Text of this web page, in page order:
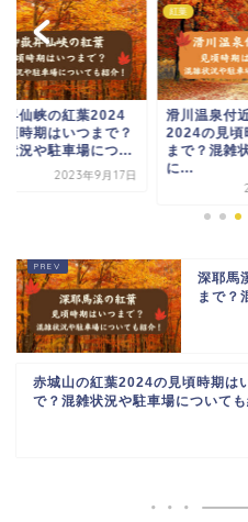
昇仙峡の紅葉2024
頃時期はいつまで？
状況や駐車場につ...
2023年9月17日
紅葉
滑川温泉付
2024の見頃
まで？混雑
に...
深耶馬
まで？
赤城山の紅葉2024の見頃時期は
で？混雑状況や駐車場について